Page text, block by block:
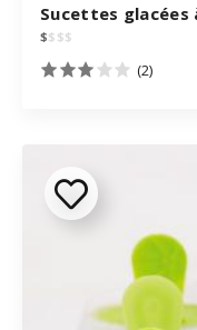
Sucettes glacées
$$ $$
(2)